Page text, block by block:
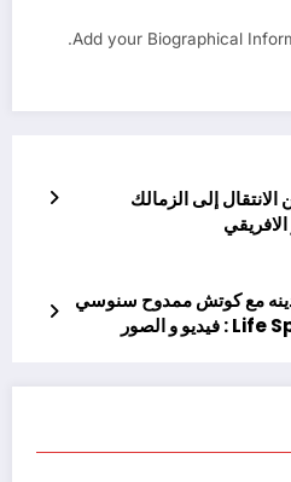
Add your Biographical
الانتقال إلى الزمالك
مع كوتش ممدوح سنوسي